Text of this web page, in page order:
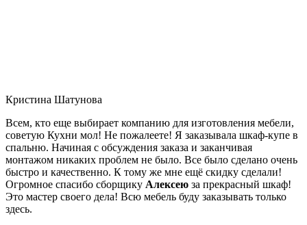
Кристина Шатунова
Всем, кто еще выбирает компанию для изготовления мебели,
советую Кухни мол! Не пожалеете! Я заказывала шкаф-купе в
спальню. Начиная с обсуждения заказа и заканчивая
монтажом никаких проблем не было. Все было сделано очень
быстро и качественно. К тому же мне ещё скидку сделали!
Огромное спасибо сборщику Алексею за прекрасный шкаф!
Это мастер своего дела! Всю мебель буду заказывать только
здесь.